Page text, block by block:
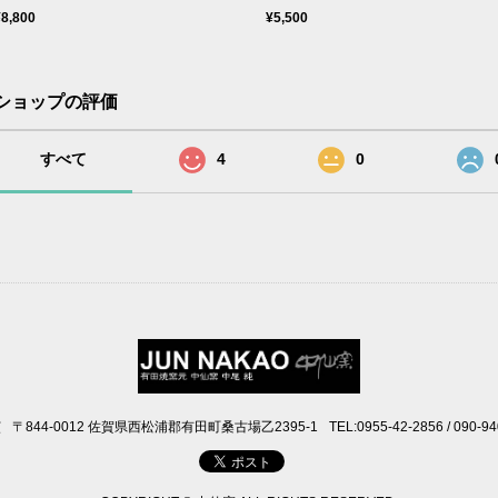
¥5,500
ョップの評価
すべて 4 0
〒844-0012 佐賀県西松浦郡有田町桑古場乙2395-1 TEL:0955-42-2856 / 090-